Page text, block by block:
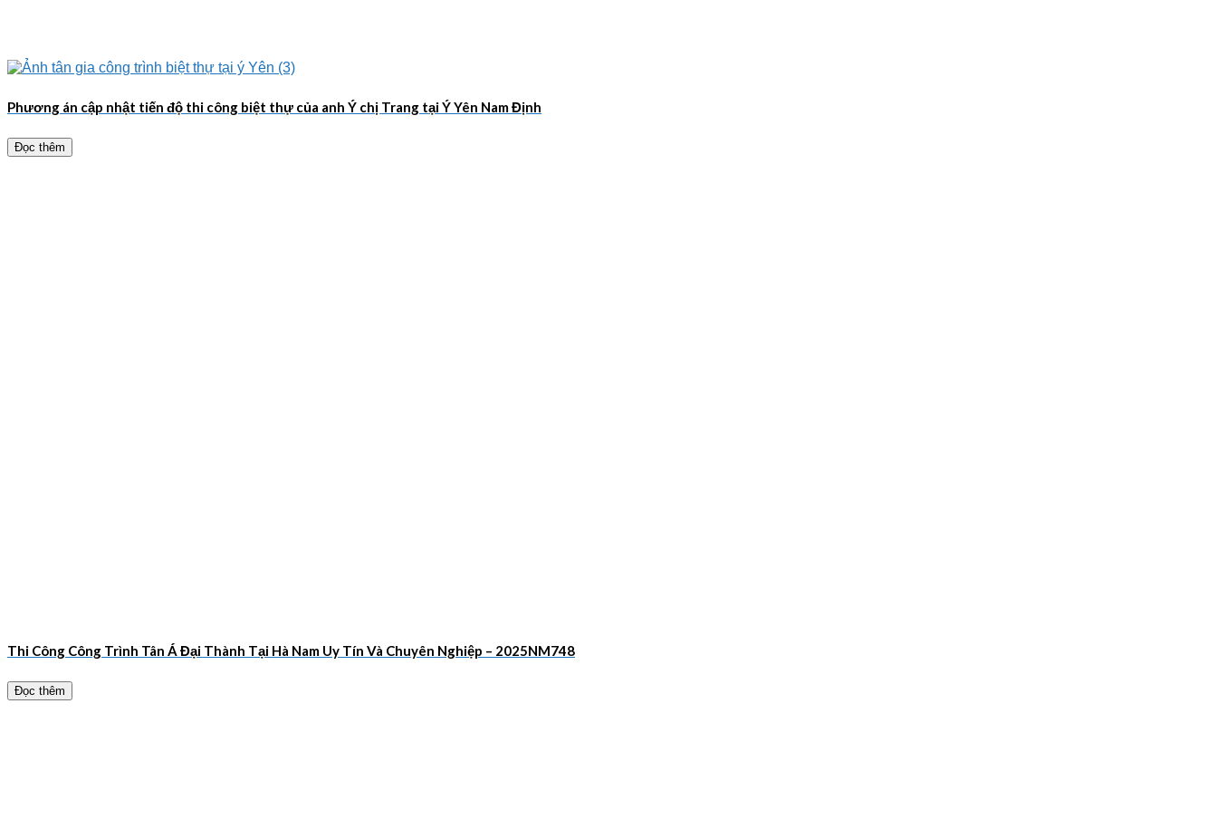
Phương án cập nhật tiến độ thi công biệt thự của anh Ý chị Trang tại Ý Yên Nam Định
Đọc thêm
Thi Công Công Trình Tân Á Đại Thành Tại Hà Nam Uy Tín Và Chuyên Nghiệp – 2025NM748
Đọc thêm